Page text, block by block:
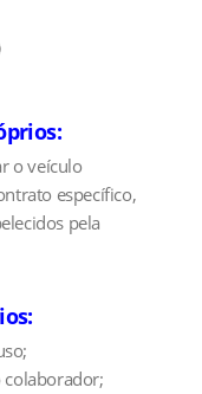
o veículo
específico,
pela
colaborador;